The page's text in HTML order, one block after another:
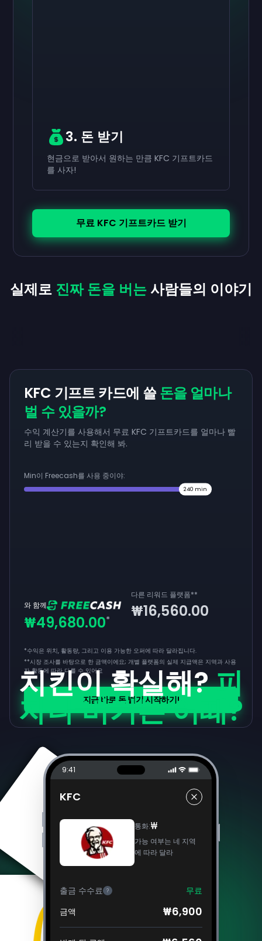
3. 돈 받기
현금으로 받아서 원하는 만큼 KFC 기프트카드
를 사자!
무료 KFC 기프트카드 받기
실제로 진짜 돈을 버는 사람들의 이야기
KFC 기프트 카드에 쓸돈을 얼마나
벌 수 있을까?
수익 계산기를 사용해서 무료 KFC 기프트카드를 얼마나 빨
리 받을 수 있는지 확인해 봐.
Min이 Freecash를 사용 중이야:
240 min
와 함께
₩49,680.00*
다른 리워드 플랫폼**
₩16,560.00
*수익은 위치, 활동량, 그리고 이용 가능한 오퍼에 따라 달라집니다.
**시장 조사를 바탕으로 한 금액이에요; 개별 플랫폼의 실제 지급액은 지역과 사용
자 활동에 따라 다를 수 있어요
지금 바로 돈 벌기 시작하기!
치킨이 확실해?피
자나 버거는 어때?
9:41
KFC
통화:₩
가능 여부는 네 지역
에 따라 달라
출금 수수료 ?
무료
금액
₩6,900